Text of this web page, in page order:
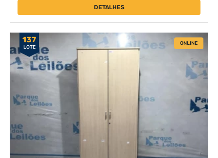
DETALHES
137
LOTE
ONLINE